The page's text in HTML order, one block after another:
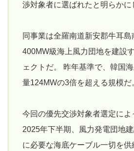
渉対象者に選ばれたと明らかに
同事業は全羅南道新安郡牛耳島
400MW級海上風力団地を建設
ェクトだ。 昨年基準で、韓国
量124MWの3倍を超える規模だ
今回の優先交渉対象者選定によ
2025年下半期、風力発電団地
に必要な海底ケーブル一切を